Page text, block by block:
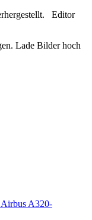
Editor
Lade Bilder hoch
A320-